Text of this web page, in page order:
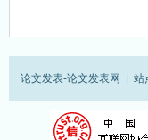
论文发表-论文发表网 站